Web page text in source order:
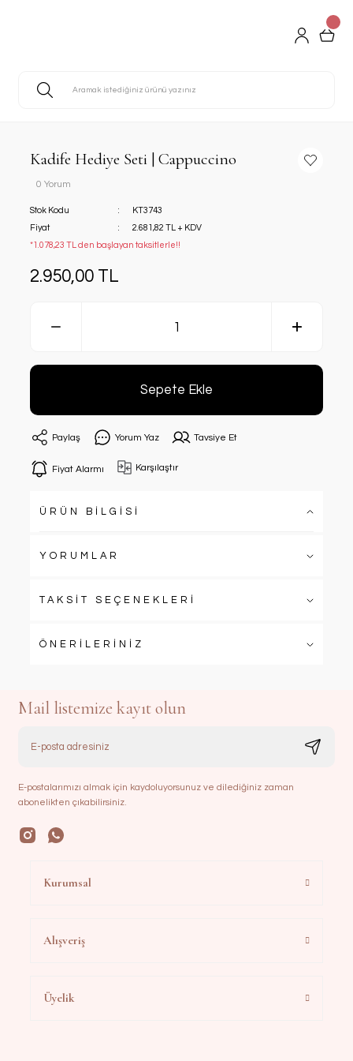
Kadife Hediye Seti | Cappuccino
0 Yorum
Stok Kodu
KT3743
Fiyat
2.681,82 TL + KDV
*1.078,23 TL den başlayan taksitlerle!!
2.950,00 TL
Sepete Ekle
Paylaş Yorum Yaz Tavsiye Et
Fiyat Alarmı Karşılaştır
ÜRÜN BİLGİSİ
YORUMLAR
TAKSİT SEÇENEKLERİ
ÖNERİLERİNİZ
Mail listemize kayıt olun
E-postalarımızı almak için kaydoluyorsunuz ve dilediğiniz zaman
abonelikten çıkabilirsiniz.
Kurumsal
Alışveriş
Üyelik